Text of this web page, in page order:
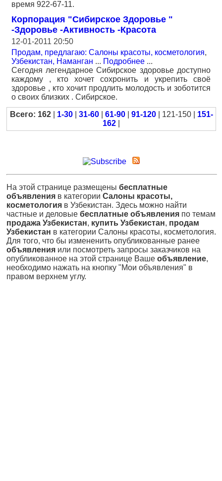
время 922-67-11.
Корпорация "Сибирское Здоровье "
-Здоровье -Активность -Красота
12-01-2011 20:50
Продам, предлагаю: Салоны красоты, косметология,
Узбекистан, Наманган ... Подробнее ...
Сегодня легендарное Сибирское здоровье доступно
каждому , кто хочет сохронить и укрепить своё
здоровье , кто хочит продлить молодость и зоботится
о своих близких . Сибирское.
Всего: 162| 1-30| 31-60| 61-90| 91-120| 121-150 | 151-
162
На этой странице размещены бесплатные
объявления в категории Салоны красоты,
косметология в Узбекистан. Здесь можно найти
частные и деловые бесплатные объявления по темам
продажа Узбекистан, купить Узбекистан, продам
Узбекистан в категории Салоны красоты, косметология.
Для того, что бы измененить опубликованные ранее
объявления или посмотреть запросы заказчиков на
опубликованное на этой странице Ваше объявление,
необходимо нажать на кнопку "Мои объявления" в
правом верхнем углу.